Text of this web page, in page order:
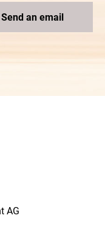
Send an email
AG